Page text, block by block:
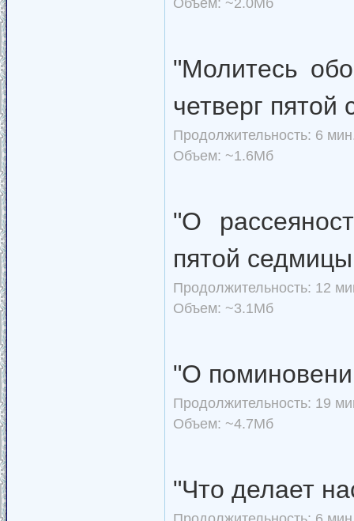
Объем: ~2.0Мб
"Молитесь
четверг
Продолжительность: 6
Объем: ~1.6Мб
"О
пятой
Продолжительность: 12
Объем: ~3.1Мб
"О
Продолжительность: 19
Объем: ~4.7Мб
"Что делает